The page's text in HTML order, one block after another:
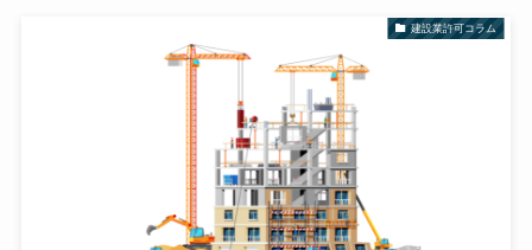
建設業許可コラム